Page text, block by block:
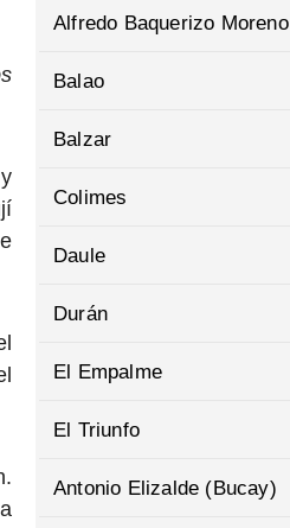
Alfredo Baquerizo Moreno
Balao
Balzar
Colimes
Daule
Durán
El Empalme
El Triunfo
Antonio Elizalde (Bucay)